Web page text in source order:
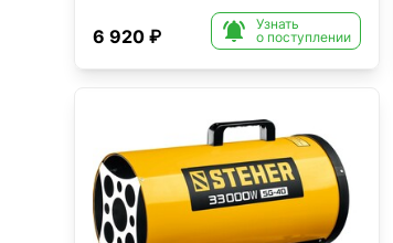
6 920 ₽ 
Узнать
о поступлении